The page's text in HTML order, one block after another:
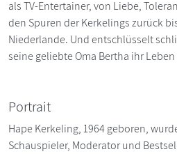
als TV-Enter­tainer, von Liebe,
den Spuren der Kerkelings zurück
Niederlande. Und entschlüsselt
seine geliebte Oma Bertha ihr
Portrait
Hape Kerkeling, 1964 geboren,
Schauspieler, Moderator und